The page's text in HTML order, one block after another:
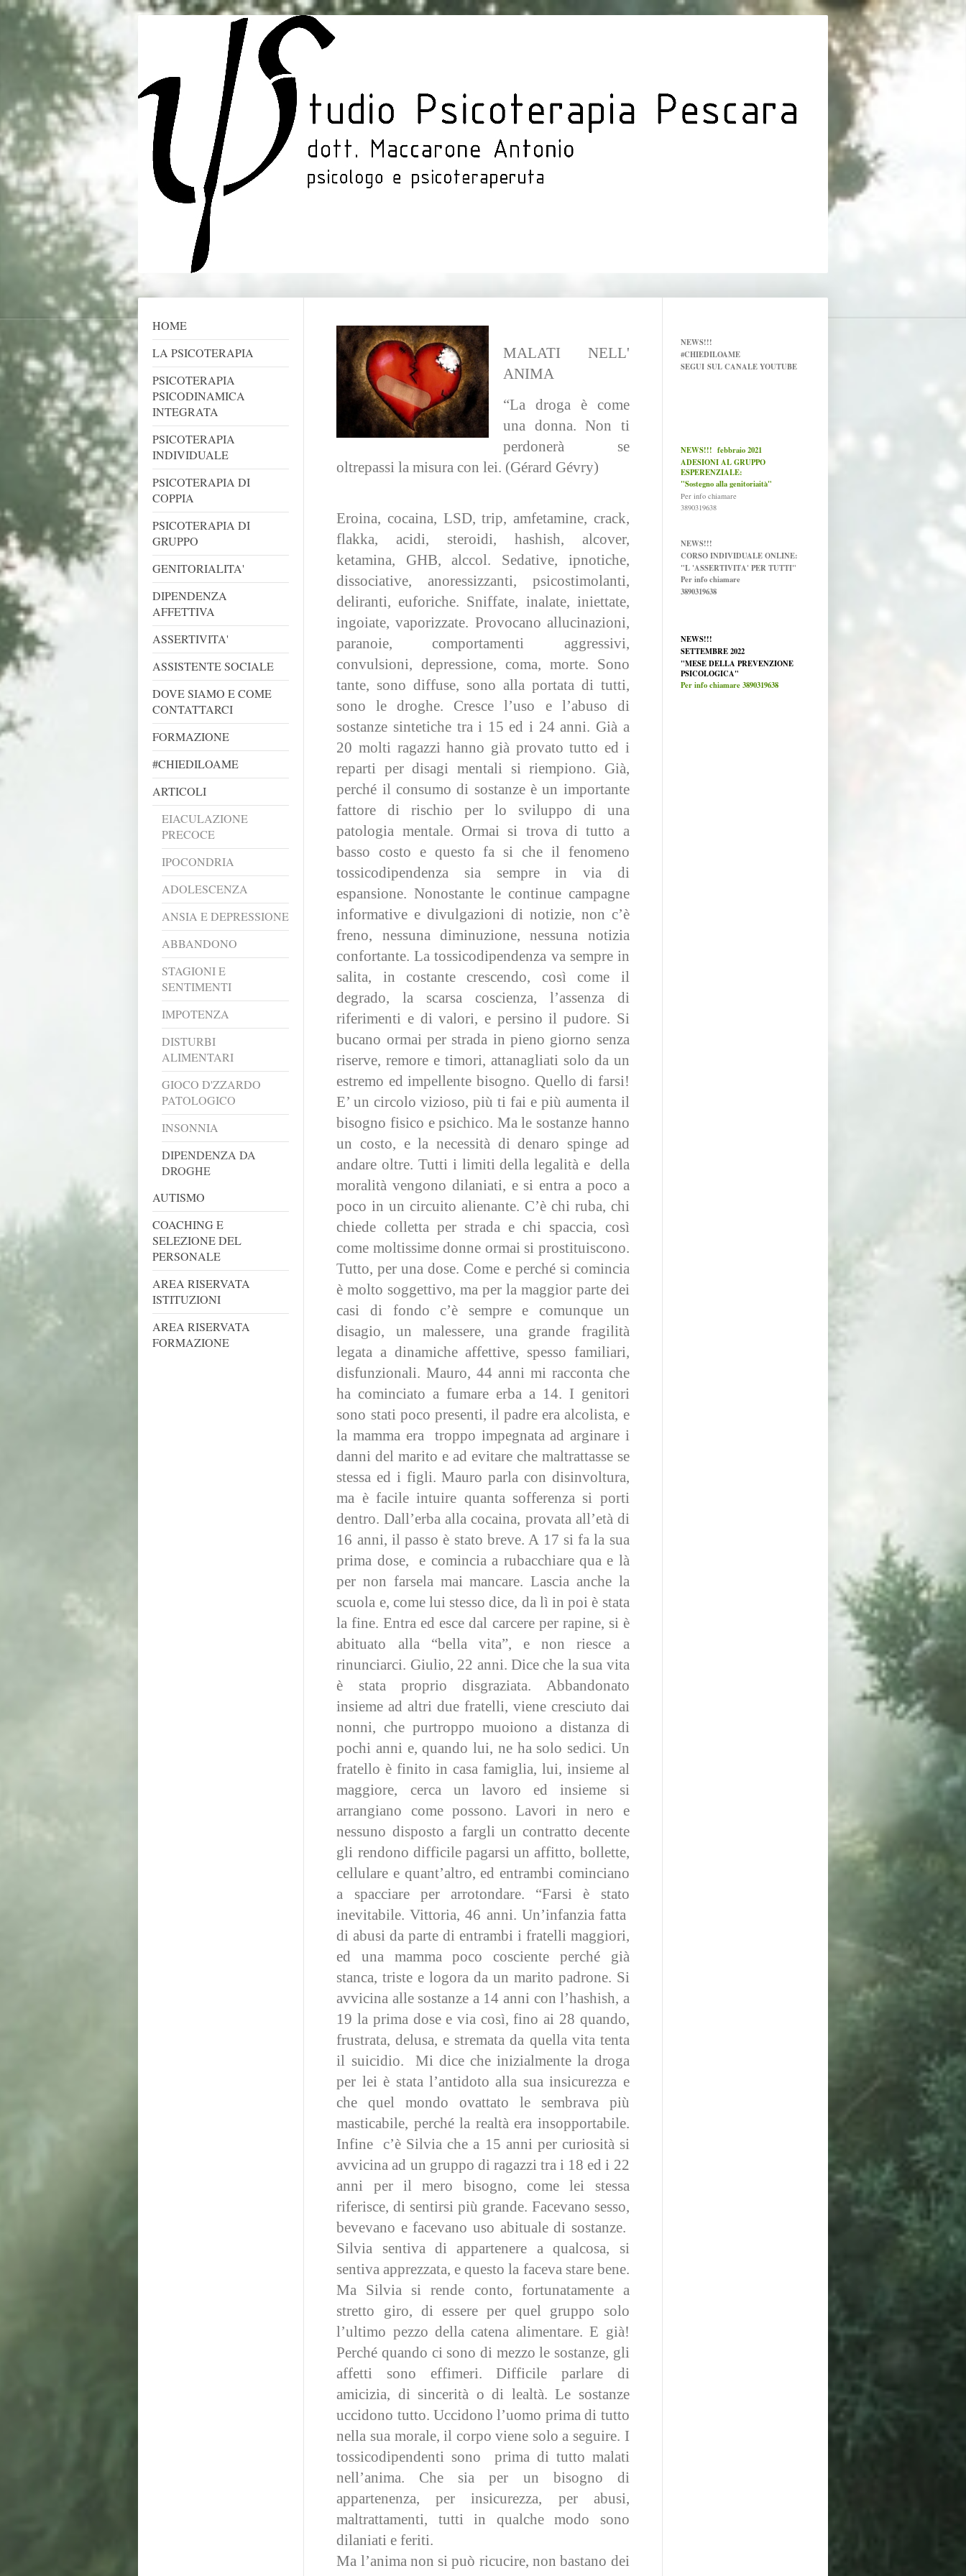
HOME
LA PSICOTERAPIA
PSICOTERAPIA
PSICODINAMICA
INTEGRATA
PSICOTERAPIA
INDIVIDUALE
PSICOTERAPIA DI
COPPIA
PSICOTERAPIA DI
GRUPPO
GENITORIALITA'
DIPENDENZA
AFFETTIVA
ASSERTIVITA'
ASSISTENTE SOCIALE
DOVE SIAMO E COME
CONTATTARCI
FORMAZIONE
#CHIEDILOAME
ARTICOLI
EIACULAZIONE
PRECOCE
IPOCONDRIA
ADOLESCENZA
ANSIA E DEPRESSIONE
ABBANDONO
STAGIONI E
SENTIMENTI
IMPOTENZA
DISTURBI
ALIMENTARI
GIOCO D'ZZARDO
PATOLOGICO
INSONNIA
DIPENDENZA DA
DROGHE
AUTISMO
COACHING E
SELEZIONE DEL
PERSONALE
AREA RISERVATA
ISTITUZIONI
AREA RISERVATA
FORMAZIONE
MALATI NELL'
ANIMA
“La droga è come
una donna. Non ti
perdonerà se
oltrepassi la misura con lei. (Gérard Gévry)
Eroina, cocaina, LSD, trip, amfetamine, crack,
flakka, acidi, steroidi, hashish, alcover,
ketamina, GHB, alccol. Sedative, ipnotiche,
dissociative, anoressizzanti, psicostimolanti,
deliranti, euforiche. Sniffate, inalate, iniettate,
ingoiate, vaporizzate. Provocano allucinazioni,
paranoie, comportamenti aggressivi,
convulsioni, depressione, coma, morte. Sono
tante, sono diffuse, sono alla portata di tutti,
sono le droghe. Cresce l’uso e l’abuso di
sostanze sintetiche tra i 15 ed i 24 anni. Già a
20 molti ragazzi hanno già provato tutto ed i
reparti per disagi mentali si riempiono. Già,
perché il consumo di sostanze è un importante
fattore di rischio per lo sviluppo di una
patologia mentale. Ormai si trova di tutto a
basso costo e questo fa si che il fenomeno
tossicodipendenza sia sempre in via di
espansione. Nonostante le continue campagne
informative e divulgazioni di notizie, non c’è
freno, nessuna diminuzione, nessuna notizia
confortante. La tossicodipendenza va sempre in
salita, in costante crescendo, così come il
degrado, la scarsa coscienza, l’assenza di
riferimenti e di valori, e persino il pudore. Si
bucano ormai per strada in pieno giorno senza
riserve, remore e timori, attanagliati solo da un
estremo ed impellente bisogno. Quello di farsi!
E’ un circolo vizioso, più ti fai e più aumenta il
bisogno fisico e psichico. Ma le sostanze hanno
un costo, e la necessità di denaro spinge ad
andare oltre. Tutti i limiti della legalità e della
moralità vengono dilaniati, e si entra a poco a
poco in un circuito alienante. C’è chi ruba, chi
chiede colletta per strada e chi spaccia, così
come moltissime donne ormai si prostituiscono.
Tutto, per una dose. Come e perché si comincia
è molto soggettivo, ma per la maggior parte dei
casi di fondo c’è sempre e comunque un
disagio, un malessere, una grande fragilità
legata a dinamiche affettive, spesso familiari,
disfunzionali. Mauro, 44 anni mi racconta che
ha cominciato a fumare erba a 14. I genitori
sono stati poco presenti, il padre era alcolista, e
la mamma era troppo impegnata ad arginare i
danni del marito e ad evitare che maltrattasse se
stessa ed i figli. Mauro parla con disinvoltura,
ma è facile intuire quanta sofferenza si porti
dentro. Dall’erba alla cocaina, provata all’età di
16 anni, il passo è stato breve. A 17 si fa la sua
prima dose, e comincia a rubacchiare qua e là
per non farsela mai mancare. Lascia anche la
scuola e, come lui stesso dice, da lì in poi è stata
la fine. Entra ed esce dal carcere per rapine, si è
abituato alla “bella vita”, e non riesce a
rinunciarci. Giulio, 22 anni. Dice che la sua vita
è stata proprio disgraziata. Abbandonato
insieme ad altri due fratelli, viene cresciuto dai
nonni, che purtroppo muoiono a distanza di
pochi anni e, quando lui, ne ha solo sedici. Un
fratello è finito in casa famiglia, lui, insieme al
maggiore, cerca un lavoro ed insieme si
arrangiano come possono. Lavori in nero e
nessuno disposto a fargli un contratto decente
gli rendono difficile pagarsi un affitto, bollette,
cellulare e quant’altro, ed entrambi cominciano
a spacciare per arrotondare. “Farsi è stato
inevitabile. Vittoria, 46 anni. Un’infanzia fatta
di abusi da parte di entrambi i fratelli maggiori,
ed una mamma poco cosciente perché già
stanca, triste e logora da un marito padrone. Si
avvicina alle sostanze a 14 anni con l’hashish, a
19 la prima dose e via così, fino ai 28 quando,
frustrata, delusa, e stremata da quella vita tenta
il suicidio. Mi dice che inizialmente la droga
per lei è stata l’antidoto alla sua insicurezza e
che quel mondo ovattato le sembrava più
masticabile, perché la realtà era insopportabile.
Infine c’è Silvia che a 15 anni per curiosità si
avvicina ad un gruppo di ragazzi tra i 18 ed i 22
anni per il mero bisogno, come lei stessa
riferisce, di sentirsi più grande. Facevano sesso,
bevevano e facevano uso abituale di sostanze.
Silvia sentiva di appartenere a qualcosa, si
sentiva apprezzata, e questo la faceva stare bene.
Ma Silvia si rende conto, fortunatamente a
stretto giro, di essere per quel gruppo solo
l’ultimo pezzo della catena alimentare. E già!
Perché quando ci sono di mezzo le sostanze, gli
affetti sono effimeri. Difficile parlare di
amicizia, di sincerità o di lealtà. Le sostanze
uccidono tutto. Uccidono l’uomo prima di tutto
nella sua morale, il corpo viene solo a seguire. I
tossicodipendenti sono prima di tutto malati
nell’anima. Che sia per un bisogno di
appartenenza, per insicurezza, per abusi,
maltrattamenti, tutti in qualche modo sono
dilaniati e feriti.
Ma l’anima non si può ricucire, non bastano dei
NEWS!!!
#CHIEDILOAME
SEGUI SUL CANALE YOUTUBE
NEWS!!! febbraio 2021
ADESIONI AL GRUPPO
ESPERENZIALE:
"Sostegno alla genitoriaità"
Per info chiamare
3890319638
NEWS!!!
CORSO INDIVIDUALE ONLINE:
"L 'ASSERTIVITA' PER TUTTI"
Per info chiamare
3890319638
NEWS!!!
SETTEMBRE 2022
"MESE DELLA PREVENZIONE
PSICOLOGICA"
Per info chiamare 3890319638